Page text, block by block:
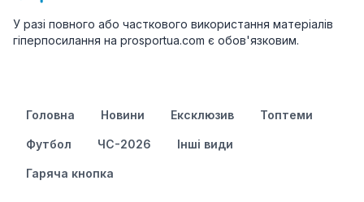
У разі повного або часткового використання матеріалів
гіперпосилання на prosportua.com є обов'язковим.
Головна Новини Ексклюзив Топтеми
Футбол ЧС-2026 Інші види
Гаряча кнопка